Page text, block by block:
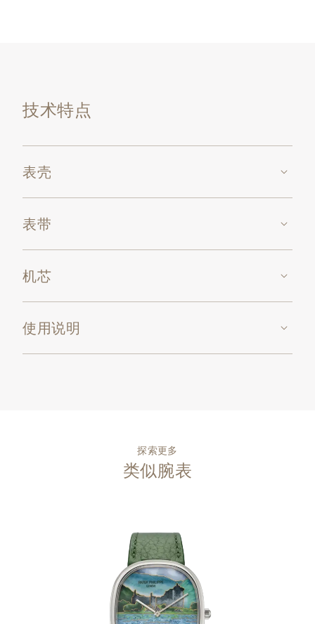
技术特点
表壳
表带
机芯
使用说明
探索更多
类似腕表